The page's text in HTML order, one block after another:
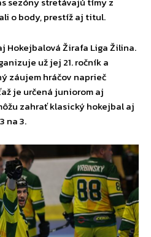
o body, prestíž aj titul.
Hokejbalová Žirafa Liga Žilina.
už jej 21. ročník a
záujem hráčov naprieč
je určená juniorom aj
zahrať klasický hokejbal aj
na 3.